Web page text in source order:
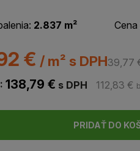
2.837 m² Cena
€ / m² s DPH39,77
138,79 € s DPH 112,83 €
PRIDAŤ DO